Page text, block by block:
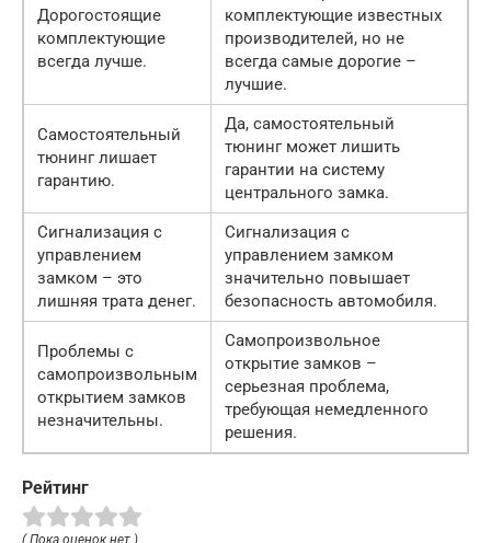
Дорогостоящие
комплектующие
всегда лучше.
комплектующие известных
производителей, но не
всегда самые дорогие –
лучшие.
Самостоятельный
тюнинг лишает
гарантию.
Да, самостоятельный
тюнинг может лишить
гарантии на систему
центрального замка.
Сигнализация с
управлением
замком – это
лишняя трата денег.
Сигнализация с
управлением замком
значительно повышает
безопасность автомобиля.
Проблемы с
самопроизвольным
открытием замков
незначительны.
Самопроизвольное
открытие замков –
серьезная проблема,
требующая немедленного
решения.
Рейтинг
( Пока оценок нет )